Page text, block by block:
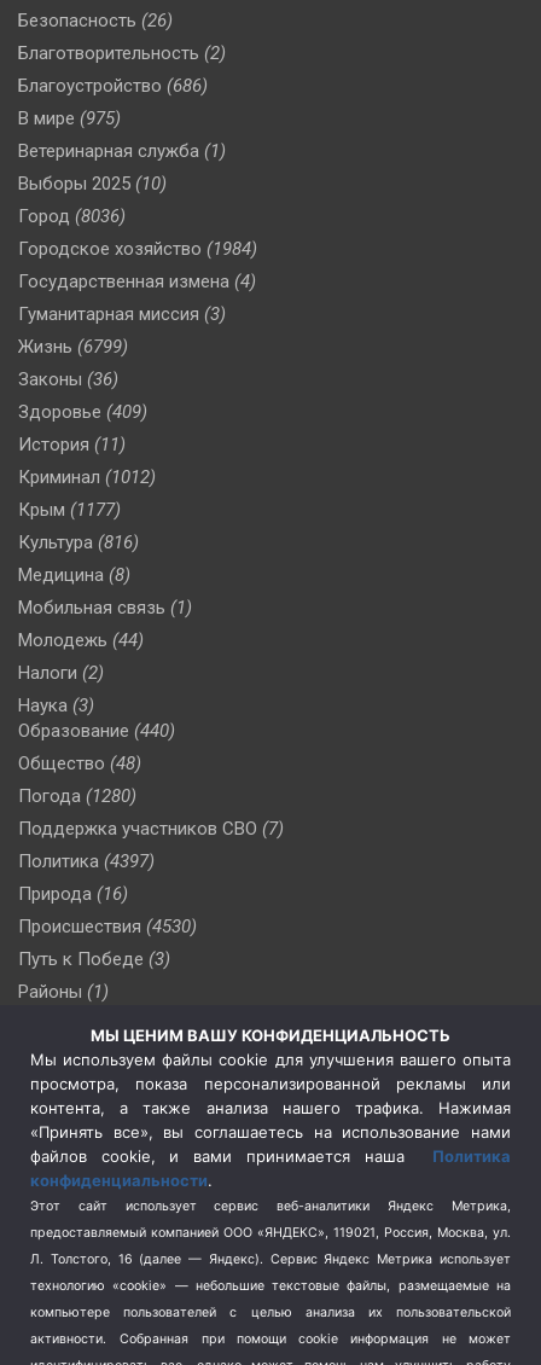
Безопасность (26)
Благотворительность (2)
Благоустройство (686)
В мире (975)
Ветеринарная служба (1)
Выборы 2025 (10)
Город (8036)
Городское хозяйство (1984)
Государственная измена (4)
Гуманитарная миссия (3)
Жизнь (6799)
Законы (36)
Здоровье (409)
История (11)
Криминал (1012)
Крым (1177)
Культура (816)
Медицина (8)
Мобильная связь (1)
Молодежь (44)
Налоги (2)
Наука (3)
Образование (440)
Общество (48)
Погода (1280)
Поддержка участников СВО (7)
Политика (4397)
Природа (16)
Происшествия (4530)
Путь к Победе (3)
Районы (1)
Сельское хозяйство (3)
Социальная политика
(3)
Спецоперация в Украине
Спецоперация на Украине
(404)
Спорт (740)
Терроризм (1)
Транспорт (262)
Туризм (178)
Флот (76)
МЫ ЦЕНИМ ВАШУ КОНФИДЕНЦИАЛЬНОСТЬ
Мы используем файлы cookie для улучшения вашего опыта
просмотра, показа персонализированной рекламы или
контента, а также анализа нашего трафика. Нажимая
«Принять все», вы соглашаетесь на использование нами
файлов cookie, и вами принимается наша Политика
конфиденциальности.
Этот сайт использует сервис веб-аналитики Яндекс Метрика,
предоставляемый компанией ООО «ЯНДЕКС», 119021, Россия, Москва, ул.
Л. Толстого, 16 (далее — Яндекс). Сервис Яндекс Метрика использует
технологию «cookie» — небольшие текстовые файлы, размещаемые на
компьютере пользователей с целью анализа их пользовательской
активности.
Собранная при помощи cookie информация не может